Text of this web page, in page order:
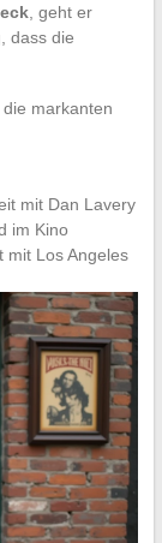
, geht er
dass die
markanten
mit Dan Lavery
im Kino
mit Los Angeles